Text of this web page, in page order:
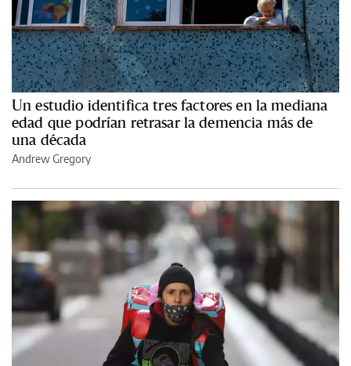
Un estudio identifica tres factores en la mediana
edad que podrían retrasar la demencia más de
una década
Andrew Gregory